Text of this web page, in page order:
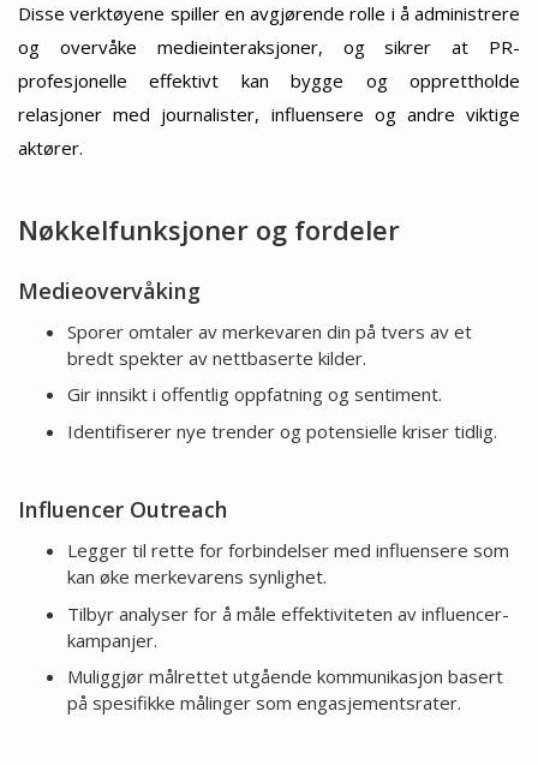
Disse verktøyene spiller en avgjørende rolle i å administrere
og overvåke medieinteraksjoner, og sikrer at PR-
profesjonelle effektivt kan bygge og opprettholde
relasjoner med journalister, influensere og andre viktige
aktører.
Nøkkelfunksjoner og fordeler
Medieovervåking
Sporer omtaler av merkevaren din på tvers av et
bredt spekter av nettbaserte kilder.
Gir innsikt i offentlig oppfatning og sentiment.
Identifiserer nye trender og potensielle kriser tidlig.
Influencer Outreach
Legger til rette for forbindelser med influensere som
kan øke merkevarens synlighet.
Tilbyr analyser for å måle effektiviteten av influencer-
kampanjer.
Muliggjør målrettet utgående kommunikasjon basert
på spesifikke målinger som engasjementsrater.